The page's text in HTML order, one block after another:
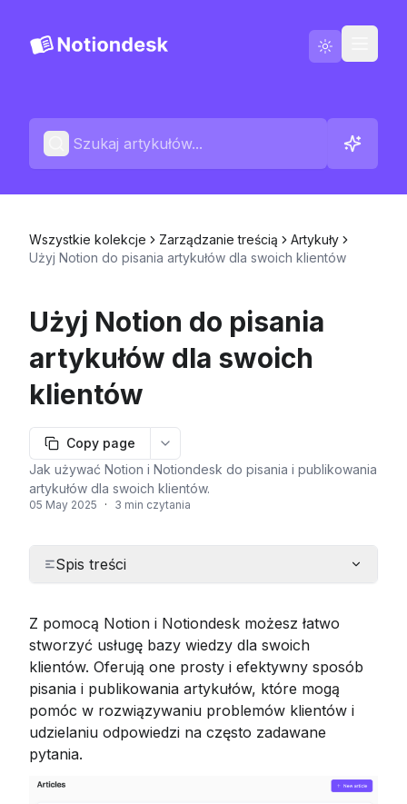
Kontakt
Wszystkie kolekcje Zarządzanie treścią
Artykuły
Użyj Notion do pisania artykułów dla swoich klientów
Użyj Notion do pisania
artykułów dla swoich
klientów
Copy page
More options
Jak używać Notion i Notiondesk do pisania i publikowania
artykułów dla swoich klientów.
05 May 2025 · 3 min czytania
Spis treści
Z pomocą Notion i Notiondesk możesz łatwo
stworzyć usługę bazy wiedzy dla swoich
klientów. Oferują one prosty i efektywny sposób
pisania i publikowania artykułów, które mogą
pomóc w rozwiązywaniu problemów klientów i
udzielaniu odpowiedzi na często zadawane
pytania.